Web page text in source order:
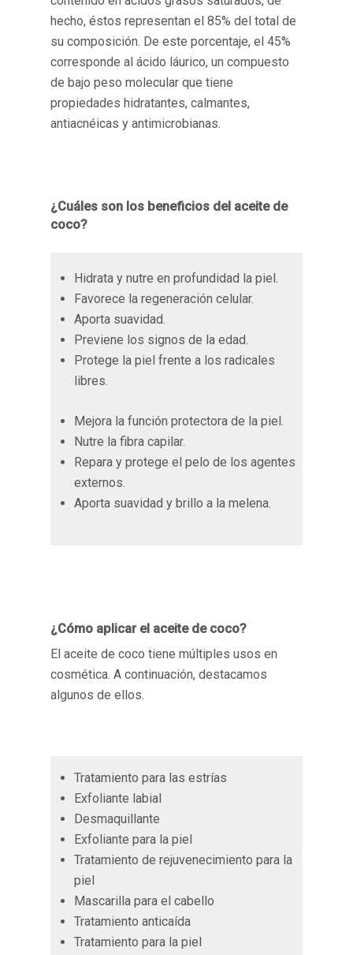
hecho, éstos representan el 85% del total de
su composición. De este porcentaje, el 45%
corresponde al ácido láurico, un compuesto
de bajo peso molecular que tiene
propiedades hidratantes, calmantes,
antiacnéicas y antimicrobianas.
¿Cuáles son los beneficios del aceite de
coco?
Hidrata y nutre en profundidad la piel.
Favorece la regeneración celular.
Aporta suavidad.
Previene los signos de la edad.
Protege la piel frente a los radicales
libres.
Mejora la función protectora de la piel.
Nutre la fibra capilar.
Repara y protege el pelo de los agentes
externos.
Aporta suavidad y brillo a la melena.
¿Cómo aplicar el aceite de coco?
El aceite de coco tiene múltiples usos en
cosmética. A continuación, destacamos
algunos de ellos.
Tratamiento para las estrías
Exfoliante labial
Desmaquillante
Exfoliante para la piel
Tratamiento de rejuvenecimiento para la
piel
Mascarilla para el cabello
Tratamiento anticaída
Tratamiento para la piel